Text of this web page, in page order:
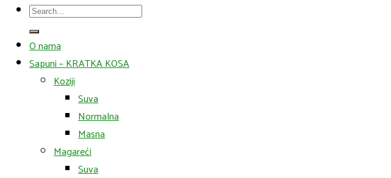
Search
for:
O nama
Sapuni – KRATKA KOSA
Koziji
Suva
Normalna
Masna
Magareći
Suva